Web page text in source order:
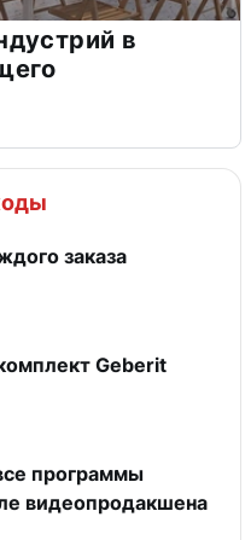
в
заказа
Geberit
программы
видеопродакшена